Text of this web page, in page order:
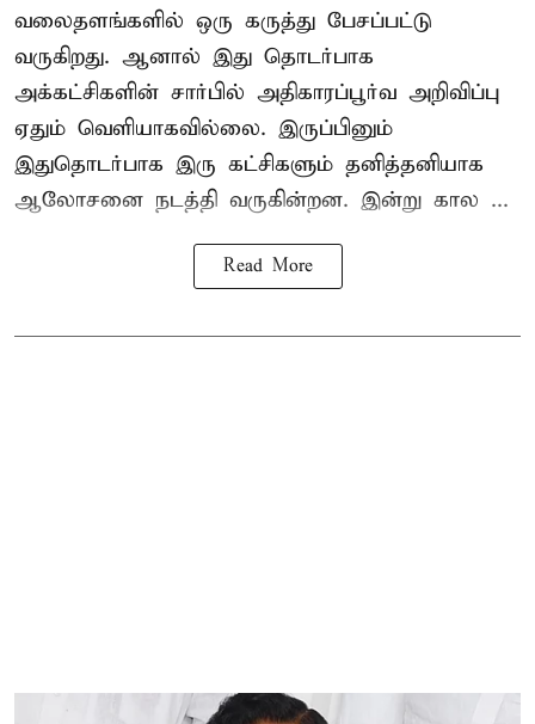
வலைதளங்களில் ஒரு கருத்து பேசப்பட்டு
வருகிறது. ஆனால் இது தொடர்பாக
அக்கட்சிகளின் சார்பில் அதிகாரப்பூர்வ அறிவிப்பு
ஏதும் வெளியாகவில்லை. இருப்பினும்
இதுதொடர்பாக இரு கட்சிகளும் தனித்தனியாக
ஆலோசனை நடத்தி வருகின்றன. இன்று கால ...
Read More